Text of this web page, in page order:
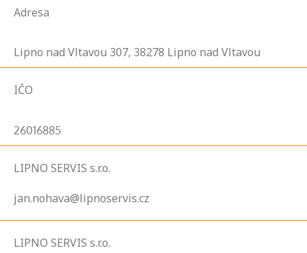
Adresa
Lipno nad Vltavou 307, 38278 Lipno nad Vltavou
IČO
26016885
LIPNO SERVIS s.r.o.
jan.nohava@lipnoservis.cz
LIPNO SERVIS s.r.o.